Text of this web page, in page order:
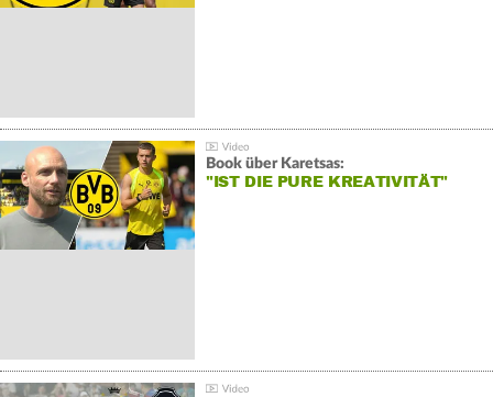
Book über Karetsas:
"IST DIE PURE KREATIVITÄT"